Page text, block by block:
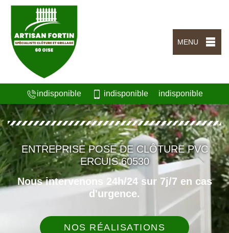
MENU
indisponible indisponible indisponible
ENTREPRISE POSE DE CLÔTURE PVC
ERCUIS 60530
Nous intervenons 24h/24 sur 7j/7 en cas
d'urgence.
NOS RÉALISATIONS